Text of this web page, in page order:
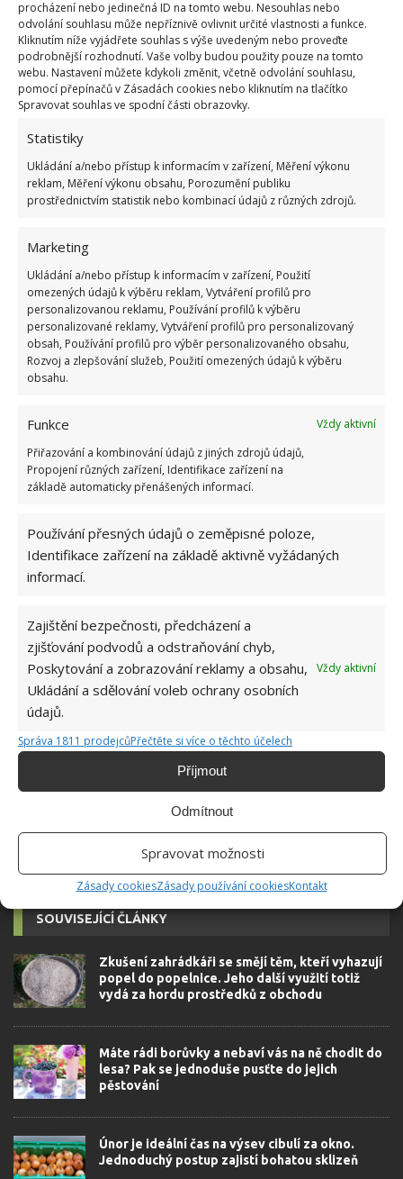
procházení nebo jedinečná ID na tomto webu. Nesouhlas nebo
odvolání souhlasu může nepříznivě ovlivnit určité vlastnosti a funkce.
Kliknutím níže vyjádřete souhlas s výše uvedeným nebo proveďte
podrobnější rozhodnutí. Vaše volby budou použity pouze na tomto
webu. Nastavení můžete kdykoli změnit, včetně odvolání souhlasu,
pomocí přepínačů v Zásadách cookies nebo kliknutím na tlačítko
Spravovat souhlas ve spodní části obrazovky.
Statistiky
Ukládání a/nebo přístup k informacím v zařízení, Měření výkonu
reklam, Měření výkonu obsahu, Porozumění publiku
prostřednictvím statistik nebo kombinací údajů z různých zdrojů.
Marketing
Ukládání a/nebo přístup k informacím v zařízení, Použití
omezených údajů k výběru reklam, Vytváření profilů pro
personalizovanou reklamu, Používání profilů k výběru
personalizované reklamy, Vytváření profilů pro personalizovaný
obsah, Používání profilů pro výběr personalizovaného obsahu,
Rozvoj a zlepšování služeb, Použití omezených údajů k výběru
obsahu.
Funkce
Vždy aktivní
Přiřazování a kombinování údajů z jiných zdrojů údajů,
Propojení různých zařízení, Identifikace zařízení na
základě automaticky přenášených informací.
Používání přesných údajů o zeměpisné poloze,
Identifikace zařízení na základě aktivně vyžádaných
informací.
Zajištění bezpečnosti, předcházení a
zjišťování podvodů a odstraňování chyb,
Poskytování a zobrazování reklamy a obsahu,
Ukládání a sdělování voleb ochrany osobních
údajů.
Vždy aktivní
Správa 1811 prodejcůPřečtěte si více o těchto účelech
Příjmout
Odmítnout
Spravovat možnosti
Zásady cookiesZásady používání cookiesKontakt
ochráníte před jarními výkyvy počasí. Na
BydlímeÚtulně jsme pro vás rovněž popsali postup
přijarním hnojení česneku.
Zdroje:IReceptář,GarlicStore
VÝSADBA ČESNEKU ZAHRADA
KOMENTOVAT
Jiří Kolář
univerzity, který je již od malička
velkým kutilem. V podstatě vše, co je
možné najít v j...
SOUVISEJÍCÍ ČLÁNKY
Zkušení zahrádkáři se smějí těm, kteří vyhazují
popel do popelnice. Jeho další využití totiž
vydá za hordu prostředků z obchodu
Máte rádi borůvky a nebaví vás na ně chodit do
lesa? Pak se jednoduše pusťte do jejich
pěstování
Únor je ideální čas na výsev cibulí za okno.
Jednoduchý postup zajistí bohatou sklizeň